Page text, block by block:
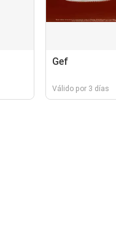
Gef
Válido por 3 días